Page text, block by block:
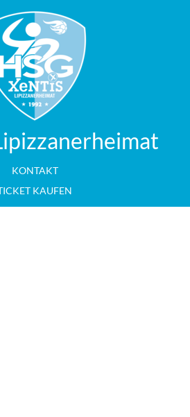
KONTAKT
KAUFEN
WERDEN